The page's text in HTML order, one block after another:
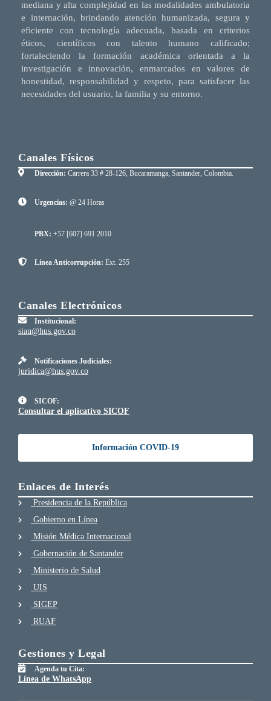
mediana y alta complejidad en las modalidades ambulatoria
e internación, brindando atención humanizada, segura y
eficiente con tecnología adecuada, basada en criterios
éticos, científicos con talento humano calificado;
fortaleciendo la formación académica orientada a la
investigación e innovación, enmarcados en valores de
honestidad, responsabilidad y respeto, para satisfacer las
necesidades del usuario, la familia y su entorno.
Canales Físicos
Dirección: Carrera 33 # 28-126, Bucaramanga, Santander, Colombia.
Urgencias: @ 24 Horas
PBX: +57 [607] 691 2010
Línea Anticorrupción: Ext. 255
Canales Electrónicos
Institucional:
siau@hus.gov.co
Notificaciones Judiciales:
juridica@hus.gov.co
SICOF:
Consultar el aplicativo SICOF
Información COVID-19
Enlaces de Interés
Presidencia de la República
Gobierno en Línea
Misión Médica Internacional
Gobernación de Santander
Ministerio de Salud
UIS
SIGEP
RUAF
Gestiones y Legal
Agenda tu Cita:
Línea de WhatsApp